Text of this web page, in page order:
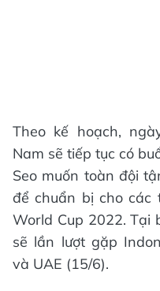
Theo kế hoạch,
Nam sẽ tiếp tục có
Seo muốn toàn đội
để chuẩn bị cho
World Cup 2022. Tại
sẽ lần lượt gặp
và UAE (15/6).